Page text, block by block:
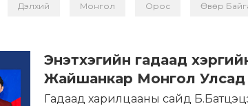
Дэлхий Монгол Орос Өвөр
Энэтхэгийн гадаад
Жайшанкар Монгол Улсад
Гадаад харилцааны сайд